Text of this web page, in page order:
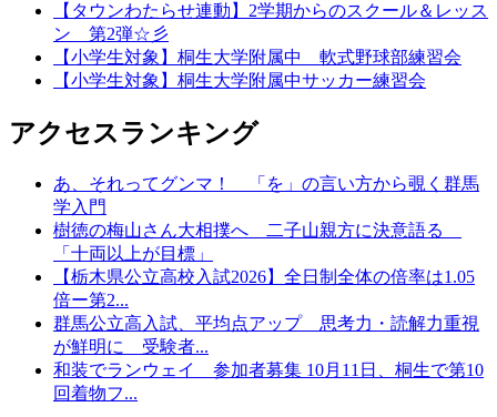
【タウンわたらせ連動】2学期からのスクール＆レッス
ン 第2弾☆彡
【小学生対象】桐生大学附属中 軟式野球部練習会
【小学生対象】桐生大学附属中サッカー練習会
アクセスランキング
あ、それってグンマ！ 「を」の言い方から覗く群馬
学入門
樹徳の梅山さん大相撲へ 二子山親方に決意語る
「十両以上が目標」
【栃木県公立高校入試2026】全日制全体の倍率は1.05
倍ー第2...
群馬公立高入試、平均点アップ 思考力・読解力重視
が鮮明に 受験者...
和装でランウェイ 参加者募集 10月11日、桐生で第10
回着物フ...